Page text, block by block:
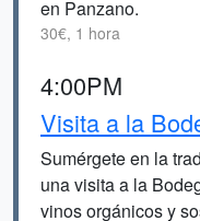
en Panzano.
30€, 1 hora
4:00PM
Visita a la
Sumérgete en la
una visita a la
vinos orgánicos y